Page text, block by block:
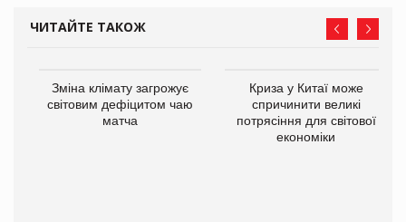
ЧИТАЙТЕ ТАКОЖ
Зміна клімату загрожує
світовим дефіцитом чаю
матча
Криза у Китаї може
спричинити великі
потрясіння для світової
економіки